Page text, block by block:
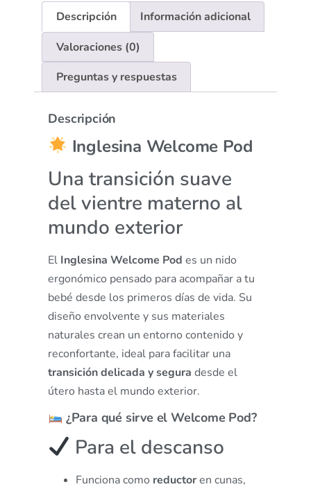
Descripción
Información adicional
Valoraciones (0)
Preguntas y respuestas
Descripción
Inglesina Welcome Pod
Una transición suave
del vientre materno al
mundo exterior
El Inglesina Welcome Pod es un nido
ergonómico pensado para acompañar a tu
bebé desde los primeros días de vida. Su
diseño envolvente y sus materiales
naturales crean un entorno contenido y
reconfortante, ideal para facilitar una
transición delicada y segura desde el
útero hasta el mundo exterior.
¿Para qué sirve el Welcome Pod?
Para el descanso
Funciona como reductoren cunas,